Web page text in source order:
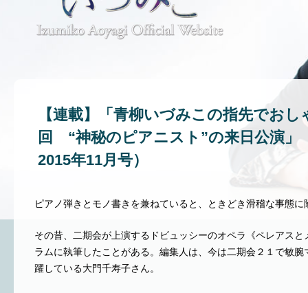
【連載】「青柳いづみこの指先でお
回 “神秘のピアニスト”の来日公演」
2015年11月号）
ピアノ弾きとモノ書きを兼ねていると、ときどき滑稽な事態に
その昔、二期会が上演するドビュッシーのオペラ《ペレアスと
ラムに執筆したことがある。編集人は、今は二期会２１で敏腕
躍している大門千寿子さん。